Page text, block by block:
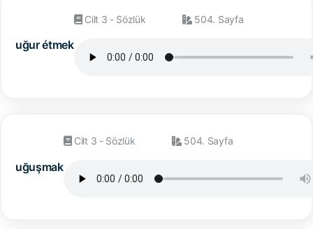
uğur étmek
Cilt 3 - Sözlük 504. Sayfa
uğuşmak
Cilt 3 - Sözlük 504. Sayfa